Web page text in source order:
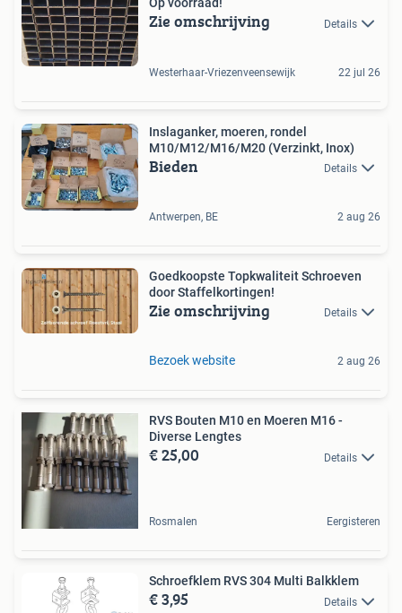
Op voorraad!
Zie omschrijving Details
Westerhaar-Vriezenveensewijk 22 jul 26
Inslaganker, moeren, rondel
M10/M12/M16/M20 (Verzinkt, Inox)
Bieden Details
Antwerpen, BE 2 aug 26
Goedkoopste Topkwaliteit Schroeven
door Staffelkortingen!
Zie omschrijving Details
Bezoek website 2 aug 26
RVS Bouten M10 en Moeren M16 -
Diverse Lengtes
€ 25,00 Details
Rosmalen Eergisteren
Schroefklem RVS 304 Multi Balkklem
€ 3,95 Details